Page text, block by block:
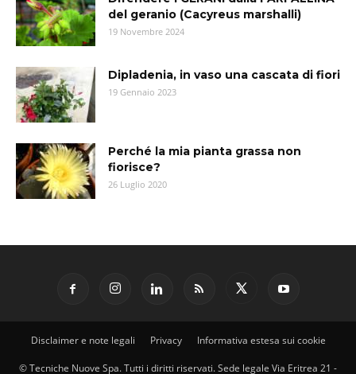
del geranio (Cacyreus marshalli)
19 Novembre 2024
Dipladenia, in vaso una cascata di fiori
19 Gennaio 2023
Perché la mia pianta grassa non
fiorisce?
26 Luglio 2020
Disclaimer e note legali Privacy Informativa estesa sui cookie
© Tecniche Nuove Spa. Tutti i diritti riservati. Sede legale Via Eritrea 21 -